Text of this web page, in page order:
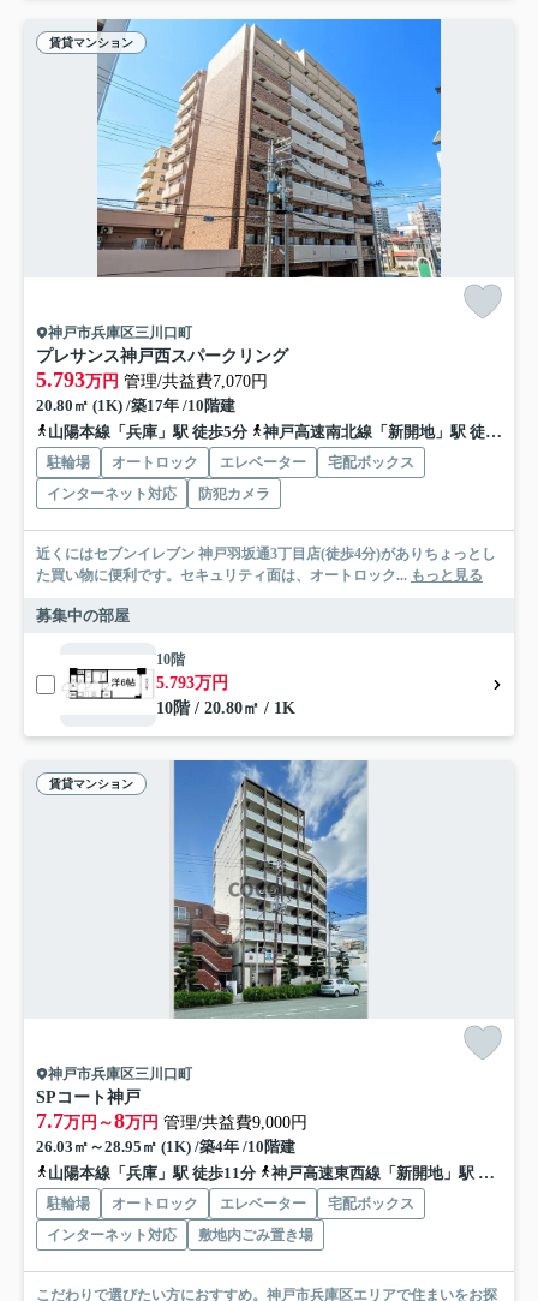
賃貸マンション
神戸市兵庫区三川口町
プレサンス神戸西スパークリング
5.793万円 管理/共益費7,070円
20.80㎡ (1K) /築17年 /10階建
山陽本線「兵庫」駅 徒歩5分
神戸高速南北線「新開地」駅 徒歩7分
駐輪場 オートロック エレベーター
宅配ボックス
インターネット対応
防犯カメラ
近くにはセブンイレブン 神戸羽坂通3丁目店(徒歩4分)がありちょっとし
た買い物に便利です。セキュリティ面は、オートロック... もっと見る
募集中の部屋
10階
5.793万円
10階 / 20.80㎡ / 1K
賃貸マンション
神戸市兵庫区三川口町
SPコート神戸
7.7万円～8万円 管理/共益費9,000円
26.03㎡～28.95㎡ (1K) /築4年 /10階建
山陽本線「兵庫」駅 徒歩11分
神戸高速東西線「新開地」駅 徒歩10分
駐輪場 オートロック エレベーター
宅配ボックス
インターネット対応
敷地内ごみ置き場
こだわりで選びたい方におすすめ。神戸市兵庫区エリアで住まいをお探